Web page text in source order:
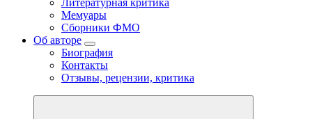
Мемуары
Сборники ФМО
Об авторе
Биография
Контакты
Отзывы, рецензии, критика